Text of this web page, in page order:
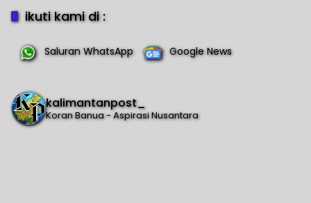
ikuti kami di :
Saluran WhatsApp Google News
kalimantanpost_
Koran Banua - Aspirasi Nusantara